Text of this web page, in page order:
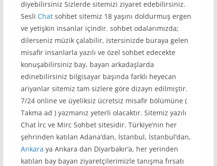
diyebilirsiniz Sizlerde sitemizi ziyaret edebilirsiniz.
Sesli Chatsohbet sitemiz 18 yaşını doldurmuş ergen
ve yetişkin insanlar içindir. sohbet odalarımızda;
dilerseniz müzik çalabilir, istersinizde buraya gelen
misafir insanlarla yazılı ve özel sohbet edecekte
konuşabilirsiniz bay, bayan arkadaşlarda
edinebilirsiniz bilgisayar başında farklı heyecan
ariyanlar sitemiz tam sizlere göre dizayn edilmiştir.
7/24 online ve üyeliksiz ücretsiz misafir bölümüne (
Takma ad ) yazmanız yeterli olacaktır. Sitemiz yazılı
Chat İrc ve Mirc Sohbet sitesidir. Türkiye’nin her
şehrinden katılan Adana’dan, İstanbul, İstanbul’dan,
Ankara ya Ankara dan Diyarbakır’a, her yerinden
katılan bay bayan ziyaretçilerimizle tanışma fırsatı